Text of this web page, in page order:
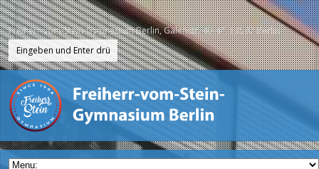
Freiherr-vom-Stein-Gymnasium Berlin, Galenstr. 40-44, 13597 Berlin